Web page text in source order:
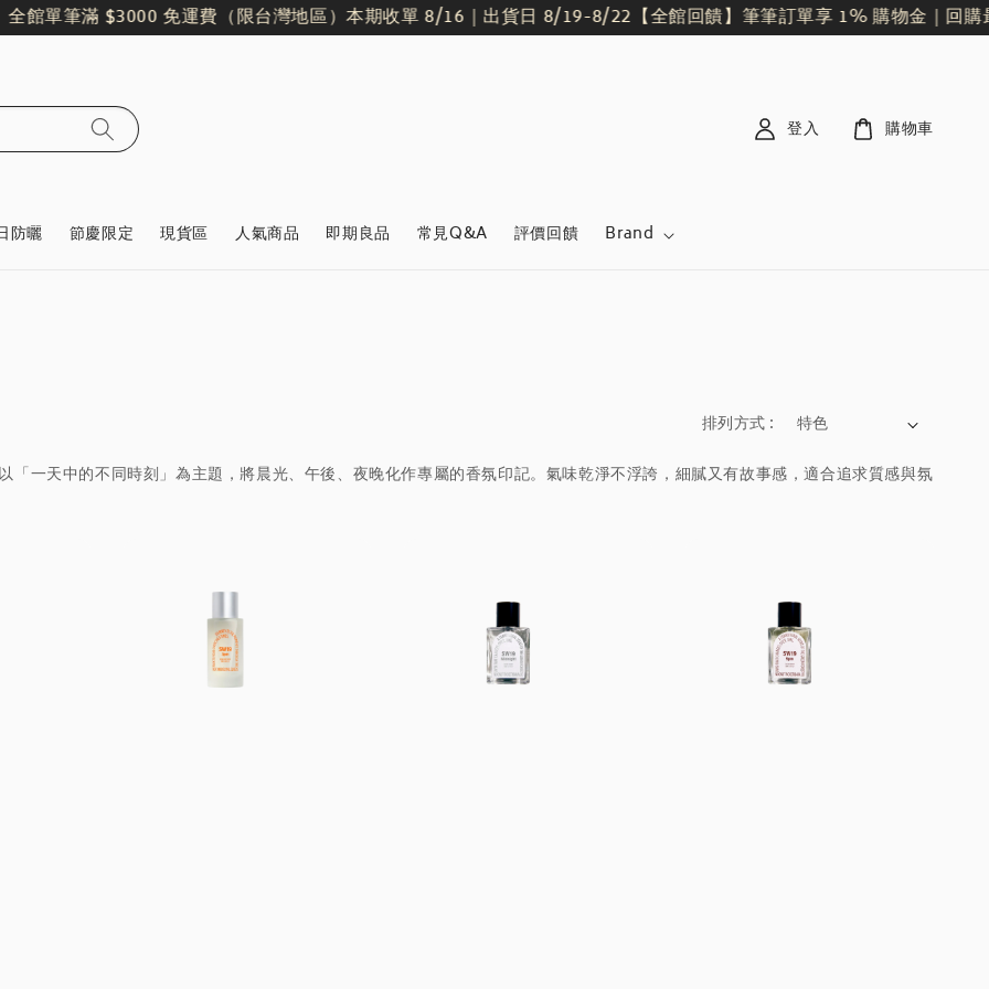
單筆滿 $3000 免運費（限台灣地區）本期收單 8/16｜出貨日 8/19-8/22【全館回饋】筆筆訂單享 1% 購物金｜回購最
防曬 節慶限定 現貨區 人氣商品 即期良品 常見Q&A 評價回饋 Brand
登入 購物車
排列方式 :
一天中的不同時刻」為主題，將晨光、午後、夜晚化作專屬的香氛印記。氣味乾淨不浮誇，細膩又有故事感，適合追求質感與氛